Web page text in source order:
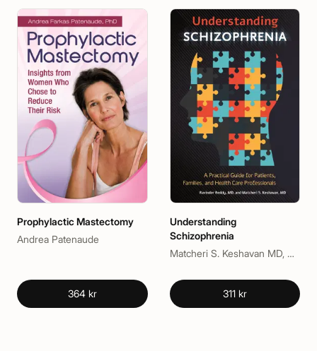
Prophylactic Mastectomy
Andrea Patenaude
364 kr
Understanding
Schizophrenia
Matcheri S. Keshavan MD, Ravinder D. Reddy MD
311 kr